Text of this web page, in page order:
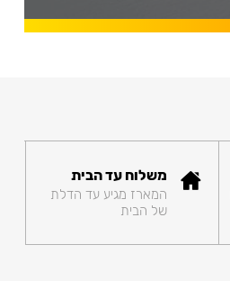
משלוח עד הבית
המארז מגיע עד הדלת
של הבית